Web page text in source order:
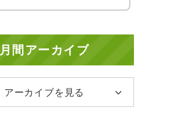
月間アーカイブ
アーカイブを見る